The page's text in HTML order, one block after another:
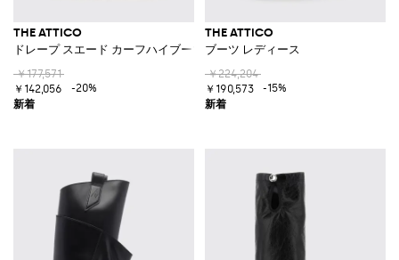
THE ATTICO
ドレープ スエード カーフハイブーツ ローヒール
￥177,571
￥142,056
-20%
THE ATTICO
ブーツ レディース
￥224,204
￥190,573
-15%